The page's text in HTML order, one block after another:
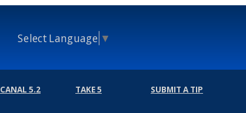
Select Language ▼
CANAL 5.2 TAKE 5 SUBMIT A TIP